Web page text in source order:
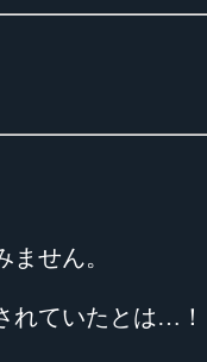
せん。
れていたとは…